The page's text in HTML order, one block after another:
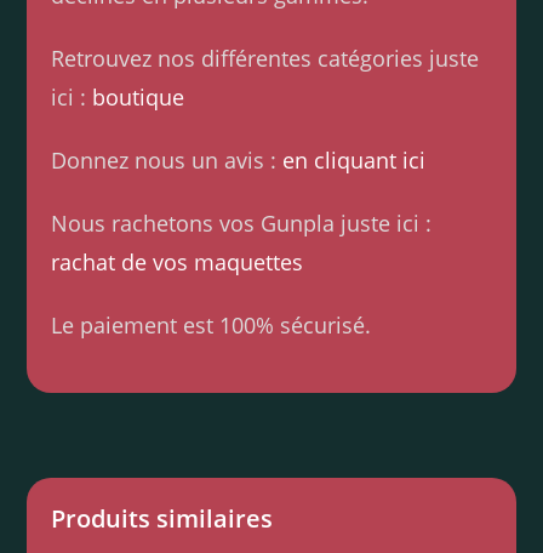
Retrouvez nos différentes catégories juste
ici : boutique
Donnez nous un avis : en cliquant ici
Nous rachetons vos Gunpla juste ici :
rachat de vos maquettes
Le paiement est 100% sécurisé.
Produits similaires